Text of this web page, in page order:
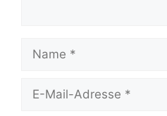
Mail-